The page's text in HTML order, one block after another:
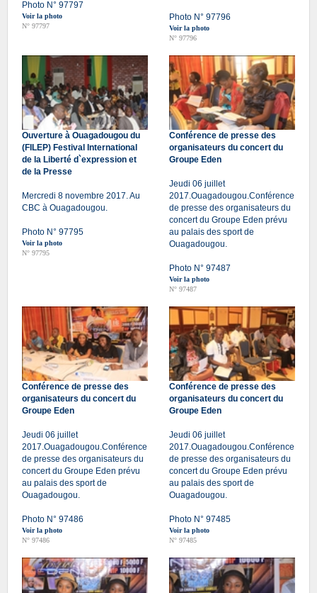
Photo N° 97797
Voir la photo
N° 97797
Photo N° 97796
Voir la photo
N° 97796
Ouverture à Ouagadougou du
(FILEP) Festival International
de la Liberté d`expression et
de la Presse
Mercredi 8 novembre 2017. Au
CBC à Ouagadougou.
Photo N° 97795
Voir la photo
N° 97795
Conférence de presse des
organisateurs du concert du
Groupe Eden
Jeudi 06 juillet
2017.Ouagadougou.Conférence
de presse des organisateurs du
concert du Groupe Eden prévu
au palais des sport de
Ouagadougou.
Photo N° 97487
Voir la photo
N° 97487
Conférence de presse des
organisateurs du concert du
Groupe Eden
Jeudi 06 juillet
2017.Ouagadougou.Conférence
de presse des organisateurs du
concert du Groupe Eden prévu
au palais des sport de
Ouagadougou.
Photo N° 97486
Voir la photo
N° 97486
Conférence de presse des
organisateurs du concert du
Groupe Eden
Jeudi 06 juillet
2017.Ouagadougou.Conférence
de presse des organisateurs du
concert du Groupe Eden prévu
au palais des sport de
Ouagadougou.
Photo N° 97485
Voir la photo
N° 97485